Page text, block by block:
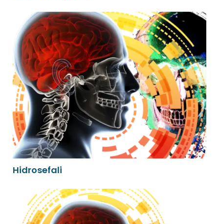
Hidrosefali